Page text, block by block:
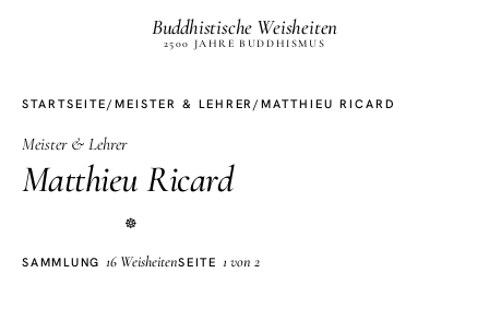
Buddhistische Weisheiten
2500 JAHRE BUDDHISMUS
STARTSEITE/ MEISTER & LEHRER/MATTHIEU RICARD
Meister & Lehrer
Matthieu Ricard
☸
SAMMLUNG 16 WeisheitenSEITE 1 von 2